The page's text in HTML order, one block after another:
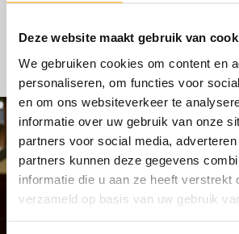
Deze website maakt gebruik van
We gebruiken cookies om content en
personaliseren, om functies voor
en om ons websiteverkeer te
informatie over uw gebruik van onze
partners voor social media,
partners kunnen deze gegevens
informatie die u aan ze heeft verstrekt
verzameld op basis van uw gebruik